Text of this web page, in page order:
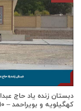
دبستان زنده ياد حاج
كهگيلويه و بويراحمد – ۱۰ آبان‌ماه ۱۳۹۹